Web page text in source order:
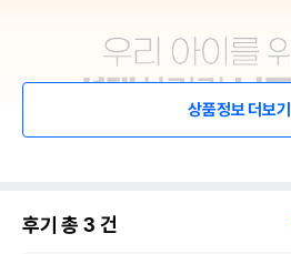
상품정보 더보기
후기 총 3 건